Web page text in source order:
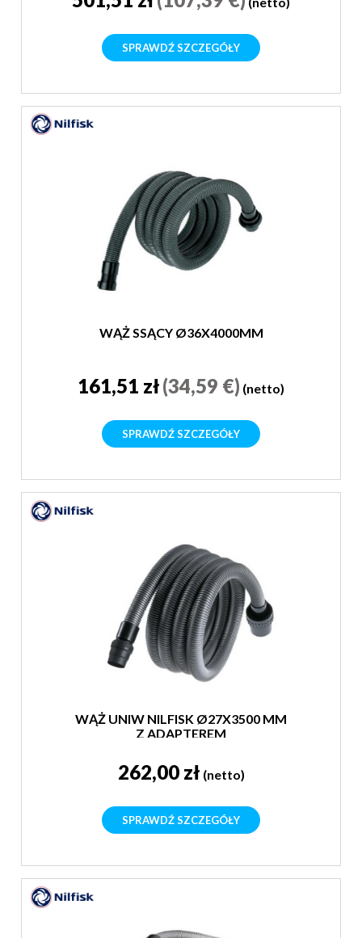
SPRAWDŹ SZCZEGÓŁY
WĄŻ SSĄCY Ø36X4000MM
161,51 zł(34,59 €) (netto)
SPRAWDŹ SZCZEGÓŁY
WĄŻ UNIW NILFISK Ø27X3500 MM
Z ADAPTEREM
262,00 zł (netto)
SPRAWDŹ SZCZEGÓŁY